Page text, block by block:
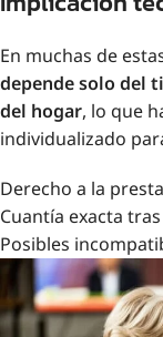
En muchas de
depende solo del
del hogar, lo que
individualizado
Derecho a la
Cuantía exacta
Posibles